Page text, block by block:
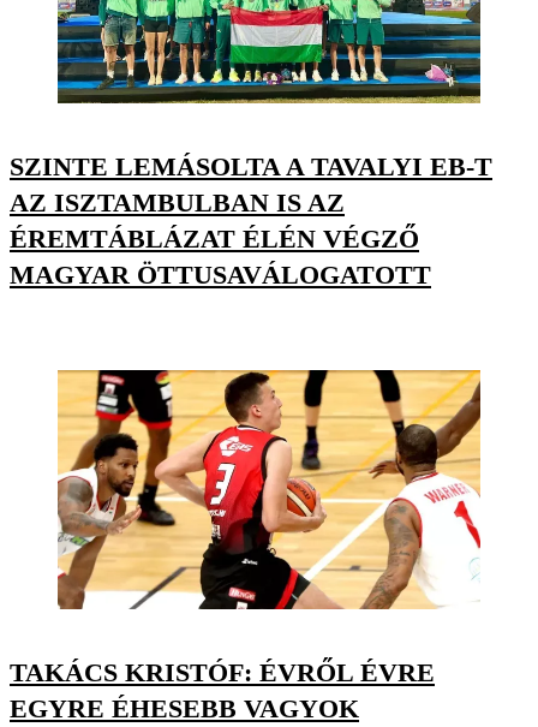
SZINTE LEMÁSOLTA A TAVALYI EB-T
AZ ISZTAMBULBAN IS AZ
ÉREMTÁBLÁZAT ÉLÉN VÉGZŐ
MAGYAR ÖTTUSAVÁLOGATOTT
TAKÁCS KRISTÓF: ÉVRŐL ÉVRE
EGYRE ÉHESEBB VAGYOK